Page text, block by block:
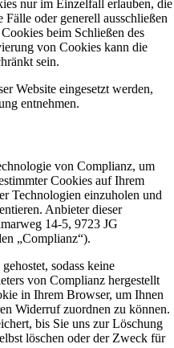
nur im Einzelfall erlauben, die
oder generell ausschließen
beim Schließen des
von Cookies kann die
sein.
Website eingesetzt werden,
entnehmen.
von Complianz, um
Cookies auf Ihrem
Technologien einzuholen und
Anbieter dieser
14-5, 9723 JG
„Complianz“).
sodass keine
von Complianz hergestellt
in Ihrem Browser, um Ihnen
Widerruf zuordnen zu können.
bis Sie uns zur Löschung
löschen oder der Zweck für